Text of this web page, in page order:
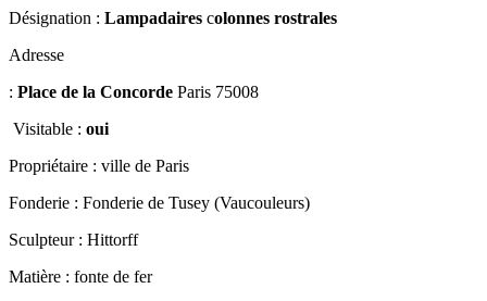
Désignation : Lampadaires colonnes rostrales
Adresse
: Place de la Concorde Paris 75008
Visitable : oui
Propriétaire : ville de Paris
Fonderie : Fonderie de Tusey (Vaucouleurs)
Sculpteur : Hittorff
Matière : fonte de fer